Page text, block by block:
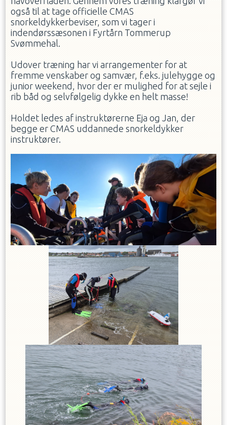
også til at tage officielle CMAS
snorkeldykkerbeviser, som vi tager i
indendørssæsonen i Fyrtårn Tommerup
Svømmehal.
Udover træning har vi arrangementer for at
fremme venskaber og samvær, f.eks. julehygge og
junior weekend, hvor der er mulighed for at sejle i
rib båd og selvfølgelig dykke en helt masse!
Holdet ledes af instruktørerne Eja og Jan, der
begge er CMAS uddannede snorkeldykker
instruktører.